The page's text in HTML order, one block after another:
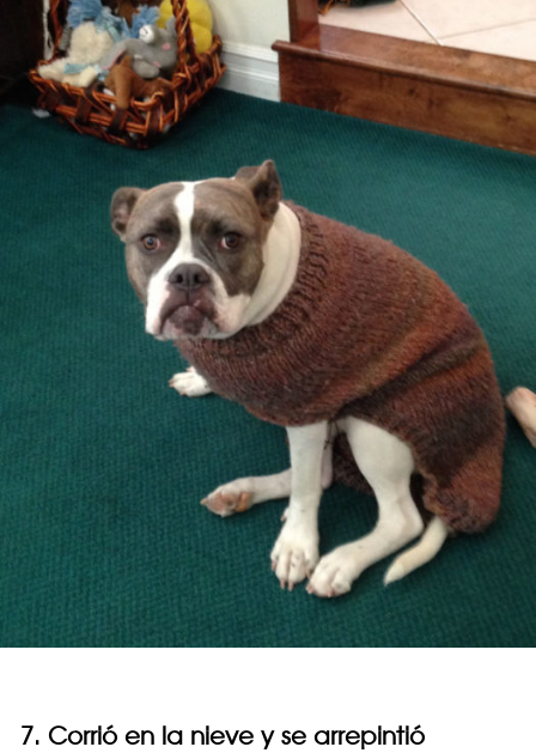
7. Corrió en la nieve y se arrepintió